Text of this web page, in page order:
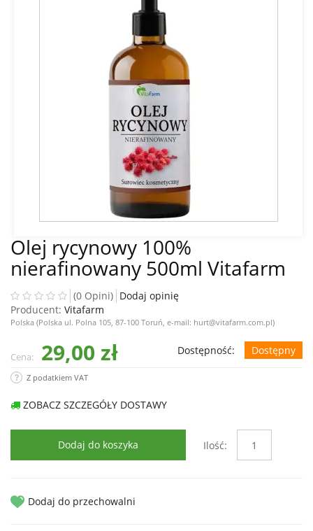
Olej rycynowy 100%
nierafinowany 500ml Vitafarm
(0 Opini) Dodaj opinię
Producent: Vitafarm
Polska (Polska ul. Polna 105, 87-100 Toruń, e-mail: hurt@vitafarm.com.pl)
Cena: 29,00 zł Dostępność: Dostępny
Z podatkiem VAT
ZOBACZ SZCZEGÓŁY DOSTAWY
Dodaj do koszyka Ilość:
Dodaj do przechowalni